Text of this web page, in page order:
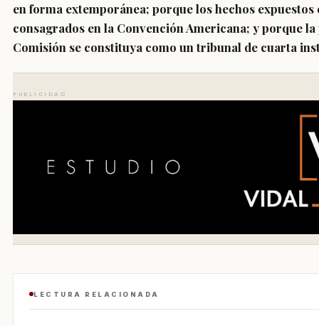
en forma extemporánea; porque los hechos
consagrados en la Convención Americana; y porque
Comisión se constituya como un tribunal de cuarta
PUBLICIDAD
LECTURA RELACIONADA